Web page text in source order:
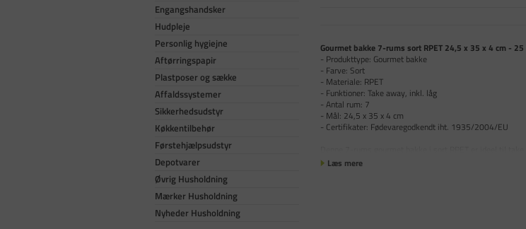
Engangshandsker
Hudpleje
Personlig hygiejne
Aftørringspapir
Plastposer og sække
Affaldssystemer
Sikkerhedsudstyr
Køkkentilbehør
Førstehjælpsudstyr
Depotvarer
Øvrig Husholdning
Mærker Husholdning
Nyheder Husholdning
Gourmet bakke 7-rums sort RPET 24,5 x 35 x 4 cm -
- Produkttype: Gourmet bakke
- Farve: Sort
- Materiale: RPET
- Funktioner: Take away, inkl. låg
- Antal rum: 7
- Mål: 24,5 x 35 x 4 cm
- Certifikater: Fødevaregodkendt iht. 1935/2004/EU
Læs mere